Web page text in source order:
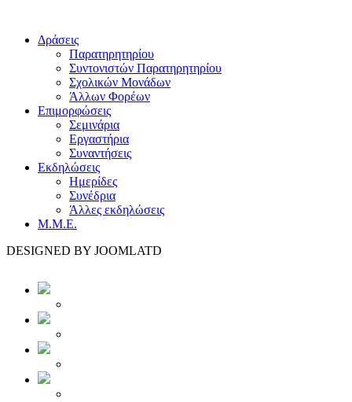
Δράσεις
Παρατηρητηρίου
Συντονιστών Παρατηρητηρίου
Σχολικών Μονάδων
Άλλων Φορέων
Επιμορφώσεις
Σεμινάρια
Εργαστήρια
Συναντήσεις
Εκδηλώσεις
Ημερίδες
Συνέδρια
Άλλες εκδηλώσεις
Μ.Μ.Ε.
DESIGNED BY JOOMLATD